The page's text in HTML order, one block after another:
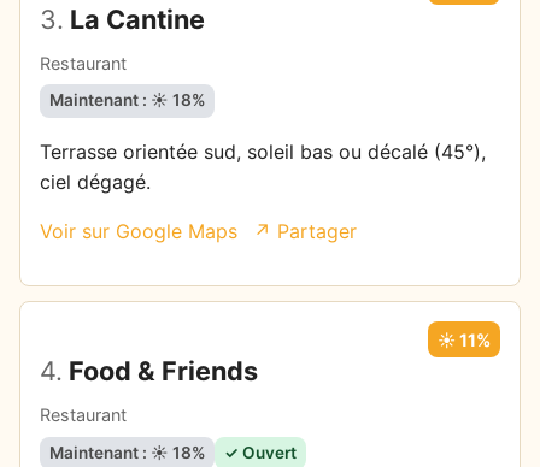
3. La Cantine
Restaurant
Maintenant : ☀️ 18%
Terrasse orientée sud, soleil bas ou décalé (45°),
ciel dégagé.
Voir sur Google Maps ↗ Partager
4. Food & Friends
Restaurant
☀️ 11%
Maintenant : ☀️ 18% ✓ Ouvert